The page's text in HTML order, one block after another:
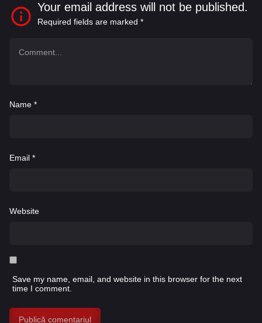
Your email address will not be published.
Required fields are marked *
Name *
Email *
Website
Save my name, email, and website in this browser for the next
time I comment.